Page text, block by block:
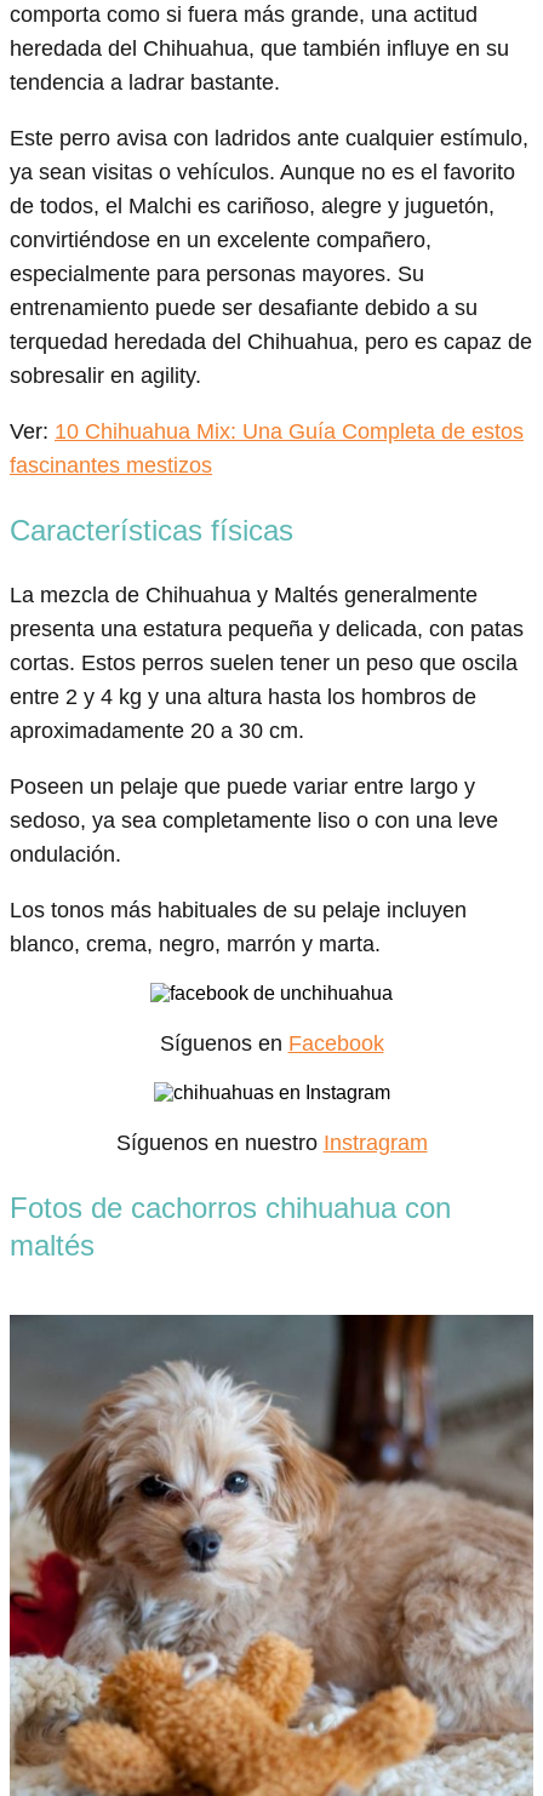
comporta como si fuera más grande, una actitud
heredada del Chihuahua, que también influye en su
tendencia a ladrar bastante.
Este perro avisa con ladridos ante cualquier estímulo,
ya sean visitas o vehículos. Aunque no es el favorito
de todos, el Malchi es cariñoso, alegre y juguetón,
convirtiéndose en un excelente compañero,
especialmente para personas mayores. Su
entrenamiento puede ser desafiante debido a su
terquedad heredada del Chihuahua, pero es capaz de
sobresalir en agility.
Ver: 10 Chihuahua Mix: Una Guía Completa de estos
fascinantes mestizos
Características físicas
La mezcla de Chihuahua y Maltés generalmente
presenta una estatura pequeña y delicada, con patas
cortas. Estos perros suelen tener un peso que oscila
entre 2 y 4 kg y una altura hasta los hombros de
aproximadamente 20 a 30 cm.
Poseen un pelaje que puede variar entre largo y
sedoso, ya sea completamente liso o con una leve
ondulación.
Los tonos más habituales de su pelaje incluyen
blanco, crema, negro, marrón y marta.
Síguenos en Facebook
Síguenos en nuestro Instragram
Fotos de cachorros chihuahua con
maltés